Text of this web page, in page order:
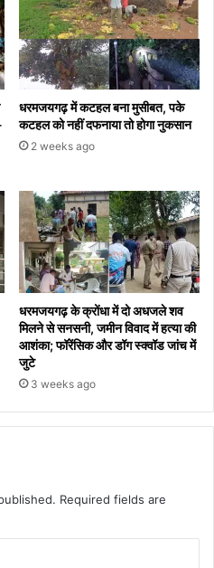
धरमजयगढ़ में कटहल बना मुसीबत, पके
कटहल को नहीं दफनाया तो होगा नुकसान
2 weeks ago
धरमजयगढ़ के क्रोंधा में दो अधजले शव
मिलने से सनसनी, जमीन विवाद में हत्या की
आशंका; फॉरेंसिक और डॉग स्क्वॉड जांच में
जुटे
3 weeks ago
Required fields are